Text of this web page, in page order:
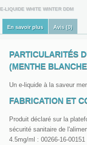
E-LIQUIDE WHITE WINTER DDM
En savoir plus Avis (0)
PARTICULARITÉS
(MENTHE
Un e-liquide à la saveur
FABRICATION ET
Produit déclaré sur la
sécurité sanitaire de
4.5mg/ml : 00266-16-00151